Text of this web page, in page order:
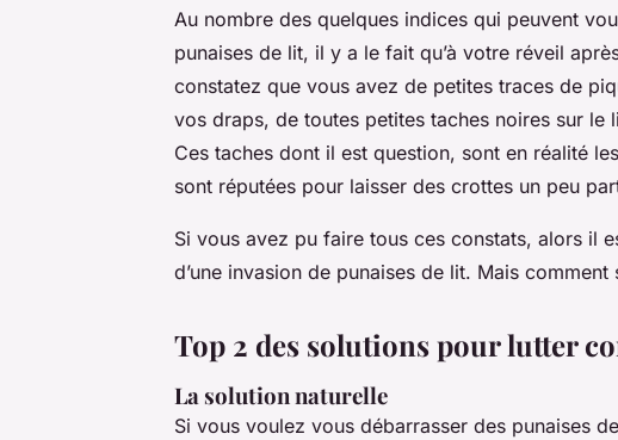
Au nombre des quelques indices qui peuvent
punaises de lit, il y a le fait qu’à votre réveil
constatez que vous avez de petites traces de
vos draps, de toutes petites taches noires sur
Ces taches dont il est question, sont en réalité
sont réputées pour laisser des crottes un peu
Si vous avez pu faire tous ces constats, alors il
d’une invasion de punaises de lit. Mais comment
Top 2 des solutions pour lutter
La solution naturelle
Si vous voulez vous débarrasser des punaises